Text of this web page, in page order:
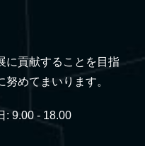
に貢献することを目指
めてまいります。
: 9.00 - 18.00